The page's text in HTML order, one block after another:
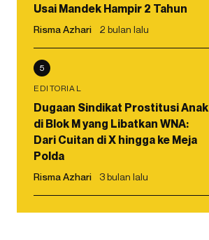
Usai Mandek Hampir 2 Tahun
Risma Azhari 2 bulan lalu
5
EDITORIAL
Dugaan Sindikat Prostitusi Anak
di Blok M yang Libatkan WNA:
Dari Cuitan di X hingga ke Meja
Polda
Risma Azhari 3 bulan lalu